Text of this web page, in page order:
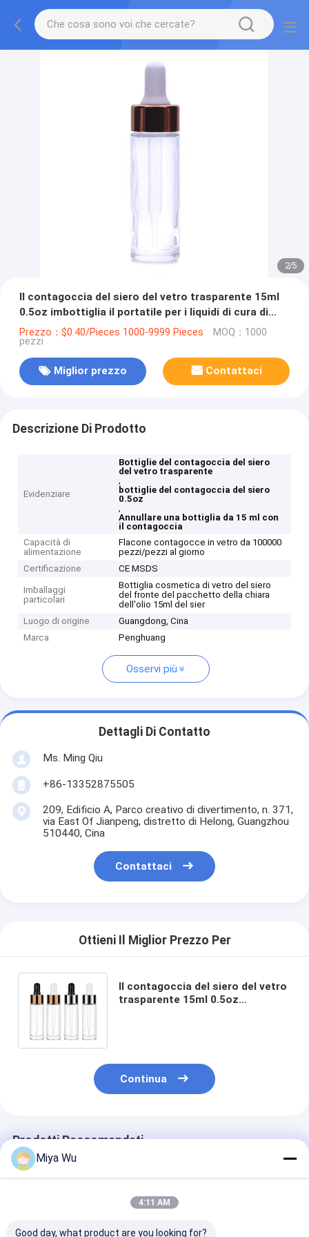
2/5
Il contagoccia del siero del vetro trasparente 15ml
0.5oz imbottiglia il portatile per i liquidi di cura di
pelle
Prezzo：$0.40/Pieces 1000-9999 Pieces MOQ：1000
pezzi
Miglior prezzo Contattaci
Descrizione Di Prodotto
Evidenziare
Bottiglie del contagoccia del siero
del vetro trasparente
,
bottiglie del contagoccia del siero
0.5oz
,
Annullare una bottiglia da 15 ml con
il contagoccia
Capacità di
alimentazione
Flacone contagocce in vetro da 100000
pezzi/pezzi al giorno
Certificazione
CE MSDS
Imballaggi
particolari
Bottiglia cosmetica di vetro del siero
del fronte del pacchetto della chiara
dell'olio 15ml del sier
Luogo di origine
Guangdong, Cina
Marca
Penghuang
Osservi più
Dettagli Di Contatto
Ms. Ming Qiu
+86-13352875505
209, Edificio A, Parco creativo di divertimento, n. 371,
via East Of Jianpeng, distretto di Helong, Guangzhou
510440, Cina
Contattaci
Ottieni Il Miglior Prezzo Per
Il contagoccia del siero del vetro
trasparente 15ml 0.5oz
Continua
Prodotti Raccomandati
Miya Wu
4:11 AM
Good day, what product are you looking for?